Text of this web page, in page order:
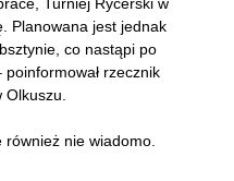
Turniej Rycerski w
Planowana jest jednak
co nastąpi po
rzecznik
Olkuszu.
również nie wiadomo.